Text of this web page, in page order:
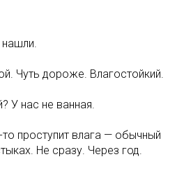
нашли.
Чуть дороже. Влагостойкий.
У нас не ванная.
проступит влага — обычный
Не сразу. Через год.